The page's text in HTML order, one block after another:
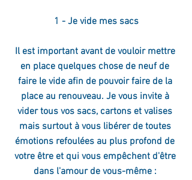
1 - Je vide mes sacs
Il est important avant de vouloir mettre
en place quelques chose de neuf de
faire le vide afin de pouvoir faire de la
place au renouveau. Je vous invite à
vider tous vos sacs, cartons et valises
mais surtout à vous libérer de toutes
émotions refoulées au plus profond de
votre être et qui vous empêchent d'être
dans l'amour de vous-même :